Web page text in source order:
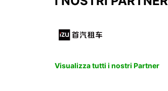
Visualizza tutti i nostri Partner